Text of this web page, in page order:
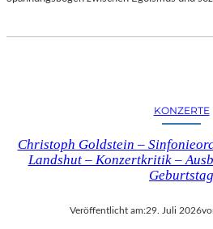
KONZERTE
Christoph Goldstein –
Landshut – Konzertkritik –
Geburtstag
Veröffentlicht am:29. Juli 2026